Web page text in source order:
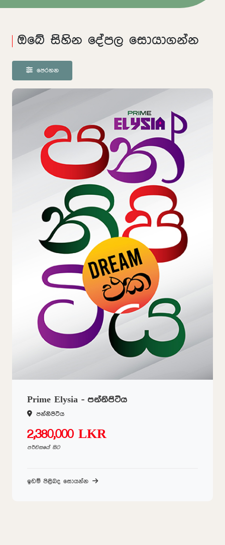
ඔබේ සිහින දේපල සොයාගන්න
පෙරහන
Prime Elysia - පන්නිපිටිය
පන්නිපිටිය
2,380,000 LKR
පර්චසයේ සිට
ඉඩම් පිළිබද සොයන්න